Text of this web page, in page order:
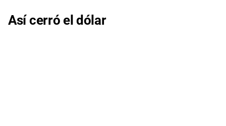
Así cerró el dólar